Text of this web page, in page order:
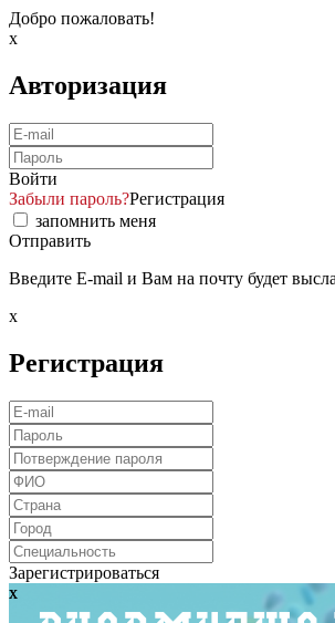
Добро пожаловать!
x
Авторизация
Войти
Забыли пароль?Регистрация
запомнить меня
Отправить
Введите E-mail и Вам на почту будет
x
Регистрация
Зарегистрироваться
x
x